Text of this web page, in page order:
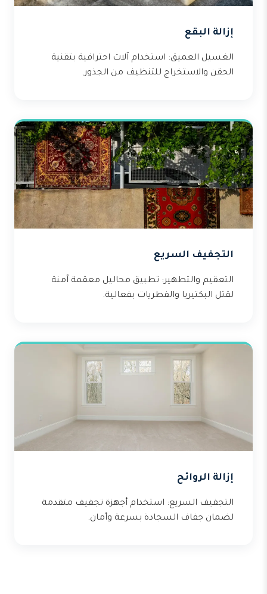
إزالة البقع
الغسيل العميق: استخدام آلات احترافية بتقنية
الحقن والاستخراج للتنظيف من الجذور.
التجفيف السريع
التعقيم والتطهير: تطبيق محاليل معقمة آمنة
لقتل البكتيريا والفطريات بفعالية.
إزالة الروائح
التجفيف السريع: استخدام أجهزة تجفيف متقدمة
لضمان جفاف السجادة بسرعة وأمان.